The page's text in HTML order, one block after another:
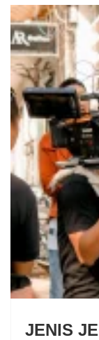
JENIS